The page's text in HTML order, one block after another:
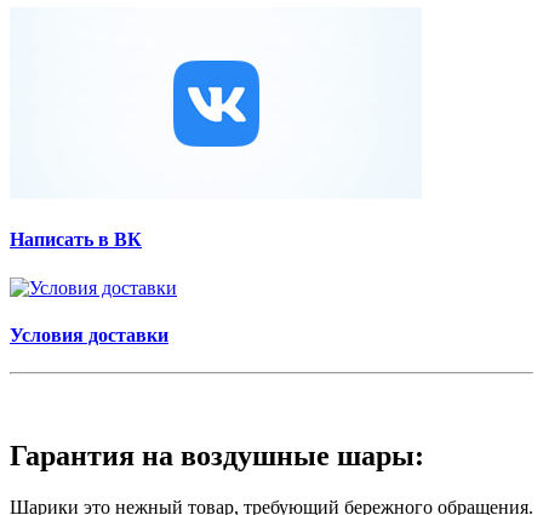
Написать в ВК
Условия доставки
Гарантия на воздушные шары:
Шарики это нежный товар, требующий бережного обращения.